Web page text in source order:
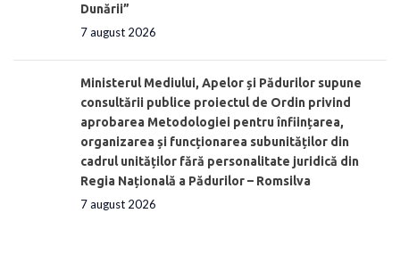
Dunării”
7 august 2026
Ministerul Mediului, Apelor și Pădurilor supune
consultării publice proiectul de Ordin privind
aprobarea Metodologiei pentru înființarea,
organizarea și funcționarea subunităților din
cadrul unităților fără personalitate juridică din
Regia Națională a Pădurilor – Romsilva
7 august 2026